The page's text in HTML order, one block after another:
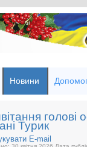
Новини
Турик
E-mail